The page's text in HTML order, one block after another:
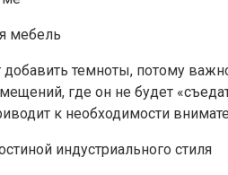
мебель
добавить темноты, потому
где он не будет
к необходимости